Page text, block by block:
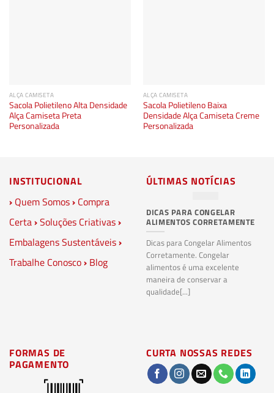
ALÇA CAMISETA
Sacola Polietileno Alta Densidade
Alça Camiseta Preta
Personalizada
ALÇA CAMISETA
Sacola Polietileno Baixa
Densidade Alça Camiseta Creme
Personalizada
INSTITUCIONAL
› Quem Somos› Compra
Certa›Soluções Criativas›
Embalagens Sustentáveis›
Trabalhe Conosco› Blog
ÚLTIMAS NOTÍCIAS
DICAS PARA CONGELAR
ALIMENTOS CORRETAMENTE
Dicas para Congelar Alimentos
Corretamente. Congelar
alimentos é uma excelente
maneira de conservar a
qualidade[...]
FORMAS DE
PAGAMENTO
CURTA NOSSAS REDES